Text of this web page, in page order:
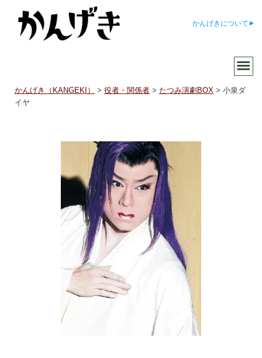
かんげきについて
かんげき（KANGEKI） >役者・関係者 > たつみ演劇BOX >小泉ダ
イヤ